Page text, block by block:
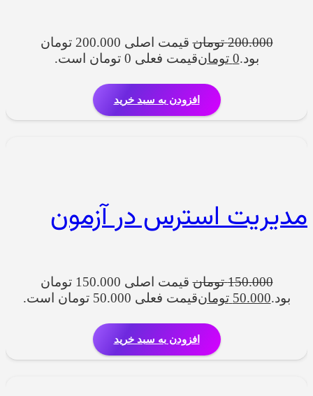
200.000 تومان
قیمت اصلی 200.000 تومان
بود.0 تومانقیمت فعلی 0 تومان است.
افزودن به سبد خرید
مدیریت استرس در آزمون
150.000 تومان
قیمت اصلی 150.000 تومان
بود.50.000 تومانقیمت فعلی 50.000 تومان است.
افزودن به سبد خرید